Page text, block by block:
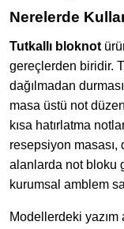
Nerelerde
Tutkallı bloknot
gereçlerden biridir.
dağılmadan
masa üstü not
kısa hatırlatma
resepsiyon masası,
alanlarda not bloku
kurumsal amblem
Modellerdeki yazım